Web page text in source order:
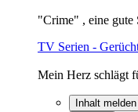
"Crime" , eine gute
TV Serien -
Mein Herz schlägt
Inhalt melden